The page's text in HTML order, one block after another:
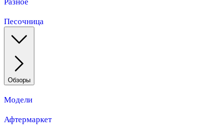
Песочница
Обзоры
Модели
Афтермаркет